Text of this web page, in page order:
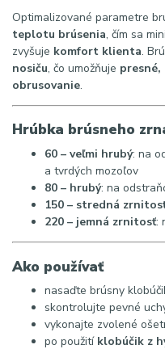
Optimalizované parametre
teplotu brúsenia, čím sa
zvyšuje komfort klienta.
nosiču, čo umožňuje
obrusovanie.
Hrúbka brúsneho
60 – veľmi hrubý: na
a tvrdých mozoľov
80 – hrubý: na
150 – stredná
220 – jemná zrnitosť:
Ako používať
nasaďte brúsny
skontrolujte pevné
vykonajte zvolené
po použití klobúčik z